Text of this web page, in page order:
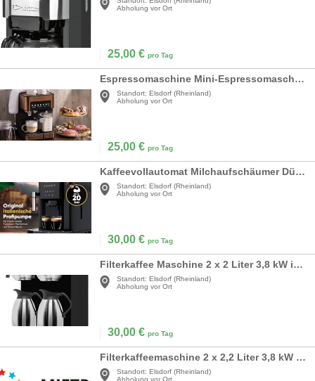
Abholung vor Ort
25,00 € pro Tag
Espressomaschine Mini-Espressomaschine Kaffeevollautomat mit Milchaufschäumer 1,8 l
Standort: Elsdorf (Rheinland)
Abholung vor Ort
25,00 € pro Tag
Kaffeevollautomat Milchaufschäumer Düse für Cappuccino Kegelmahlwerk mit Vorwärmfunktion für Tassen
Standort: Elsdorf (Rheinland)
Abholung vor Ort
30,00 € pro Tag
Filterkaffee Maschine 2 x 2 Liter 3,8 kW inkl. 2 Isolierkannen große Kapazität Filterkaffeemaschine
Standort: Elsdorf (Rheinland)
Abholung vor Ort
30,00 € pro Tag
Filterkaffeemaschine 2 x 2,2 Liter 3,8 kW inkl. 2 x Pumpthermoskannen
Standort: Elsdorf (Rheinland)
Abholung vor Ort